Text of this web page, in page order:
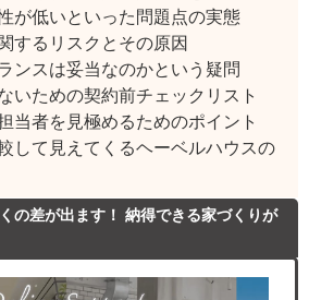
が低いといった問題点の実態
するリスクとその原因
ンスは妥当なのかという疑問
いための契約前チェックリスト
当者を見極めるためのポイント
して見えてくるヘーベルハウスの
の差が出ます！ 納得できる家づくりが